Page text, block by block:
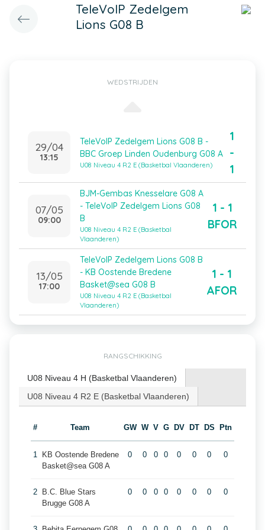
TeleVoIP Zedelgem
Lions G08 B
WEDSTRIJDEN
29/04
13:15
TeleVoIP Zedelgem Lions G08 B -
BBC Groep Linden Oudenburg G08 A
U08 Niveau 4 R2 E (Basketbal Vlaanderen)
1
-
1
07/05
09:00
BJM-Gembas Knesselare G08 A
- TeleVoIP Zedelgem Lions G08
B
U08 Niveau 4 R2 E (Basketbal
Vlaanderen)
1 - 1
BFOR
13/05
17:00
TeleVoIP Zedelgem Lions G08 B
- KB Oostende Bredene
Basket@sea G08 B
U08 Niveau 4 R2 E (Basketbal
Vlaanderen)
1 - 1
AFOR
RANGSCHIKKING
U08 Niveau 4 H (Basketbal Vlaanderen)
U08 Niveau 4 R2 E (Basketbal Vlaanderen)
# Team GW W V G DV DT DS Ptn
1
KB Oostende Bredene
Basket@sea G08 A
0 0 0 0 0 0 0 0
2
B.C. Blue Stars
Brugge G08 A
0 0 0 0 0 0 0 0